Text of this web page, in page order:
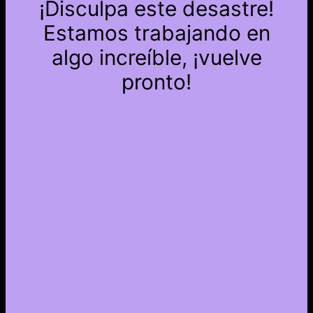
¡Disculpa este desastre!
Estamos trabajando en
algo increíble, ¡vuelve
pronto!